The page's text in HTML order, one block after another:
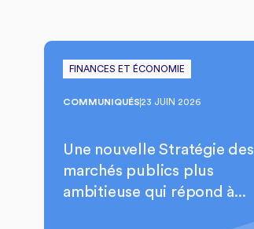
FINANCES ET ÉCONOMIE
COMMUNIQUÉS 23 JUIN 2026
Une nouvelle Stratégie des
marchés publics plus
ambitieuse qui répond à...